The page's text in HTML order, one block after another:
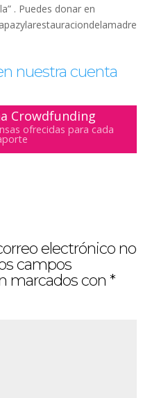
. Puedes donar en
nuestra cuenta
Crowdfunding
ofrecidas para cada
electrónico no
campos
marcados con *